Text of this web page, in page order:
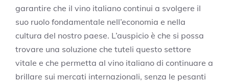
garantire che il vino italiano continui a svolgere il
suo ruolo fondamentale nell’economia e nella
cultura del nostro paese. L’auspicio è che si possa
trovare una soluzione che tuteli questo settore
vitale e che permetta al vino italiano di continuare a
brillare sui mercati internazionali, senza le pesanti